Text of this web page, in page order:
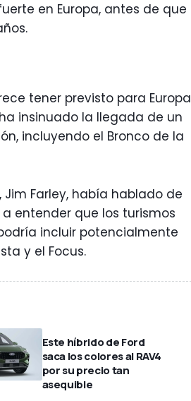
en Europa, antes de que
tener previsto para Europa
insinuado la llegada de un
incluyendo el Bronco de la
Farley, había hablado de
entender que los turismos
incluir potencialmente
y el Focus.
Este híbrido de Ford
saca los colores al RAV4
por su precio tan
asequible